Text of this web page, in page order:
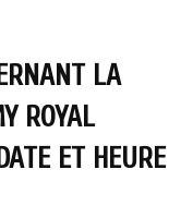
LA
ROYAL
ET HEURE